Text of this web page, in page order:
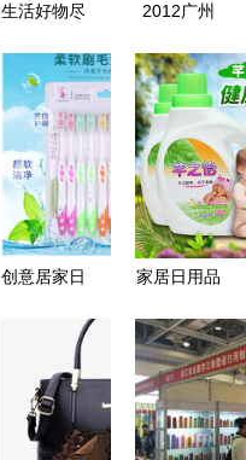
生活好物尽
用百货——
实地探店实
录
2012广州
超市商品暨
日用百货采
购交易会综
述
创意居家日
懒人神器
提升生活品
质的必备小
家居日用品
液选购指南
与使用技巧